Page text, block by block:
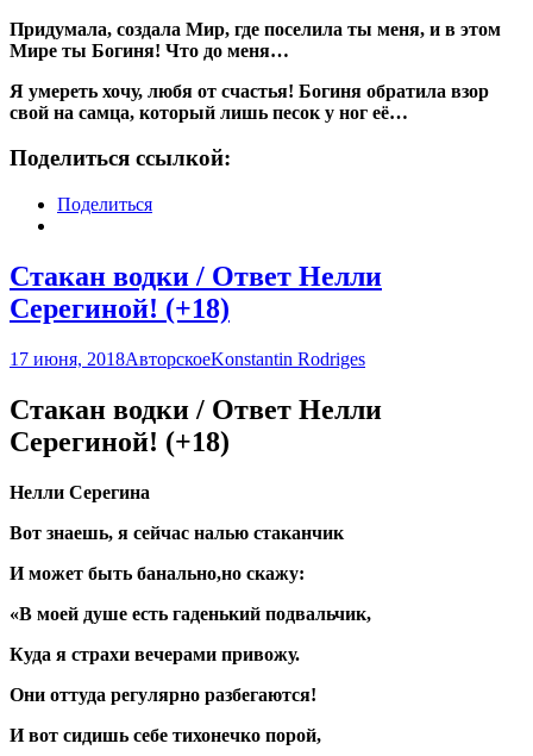
Придумала, создала Мир, где поселила ты меня, и в этом
Мире ты Богиня! Что до меня…
Я умереть хочу, любя от счастья! Богиня обратила взор
свой на самца, который лишь песок у ног её…
Поделиться ссылкой:
Поделиться
Стакан водки / Ответ Нелли
Серегиной! (+18)
17 июня, 2018АвторскоеKonstantin Rodriges
Стакан водки / Ответ Нелли
Серегиной! (+18)
Нелли Серегина
Вот знаешь, я сейчас налью стаканчик
И может быть банально,но скажу:
«В моей душе есть гаденький подвальчик,
Куда я страхи вечерами привожу.
Они оттуда регулярно разбегаются!
И вот сидишь себе тихонечко порой,